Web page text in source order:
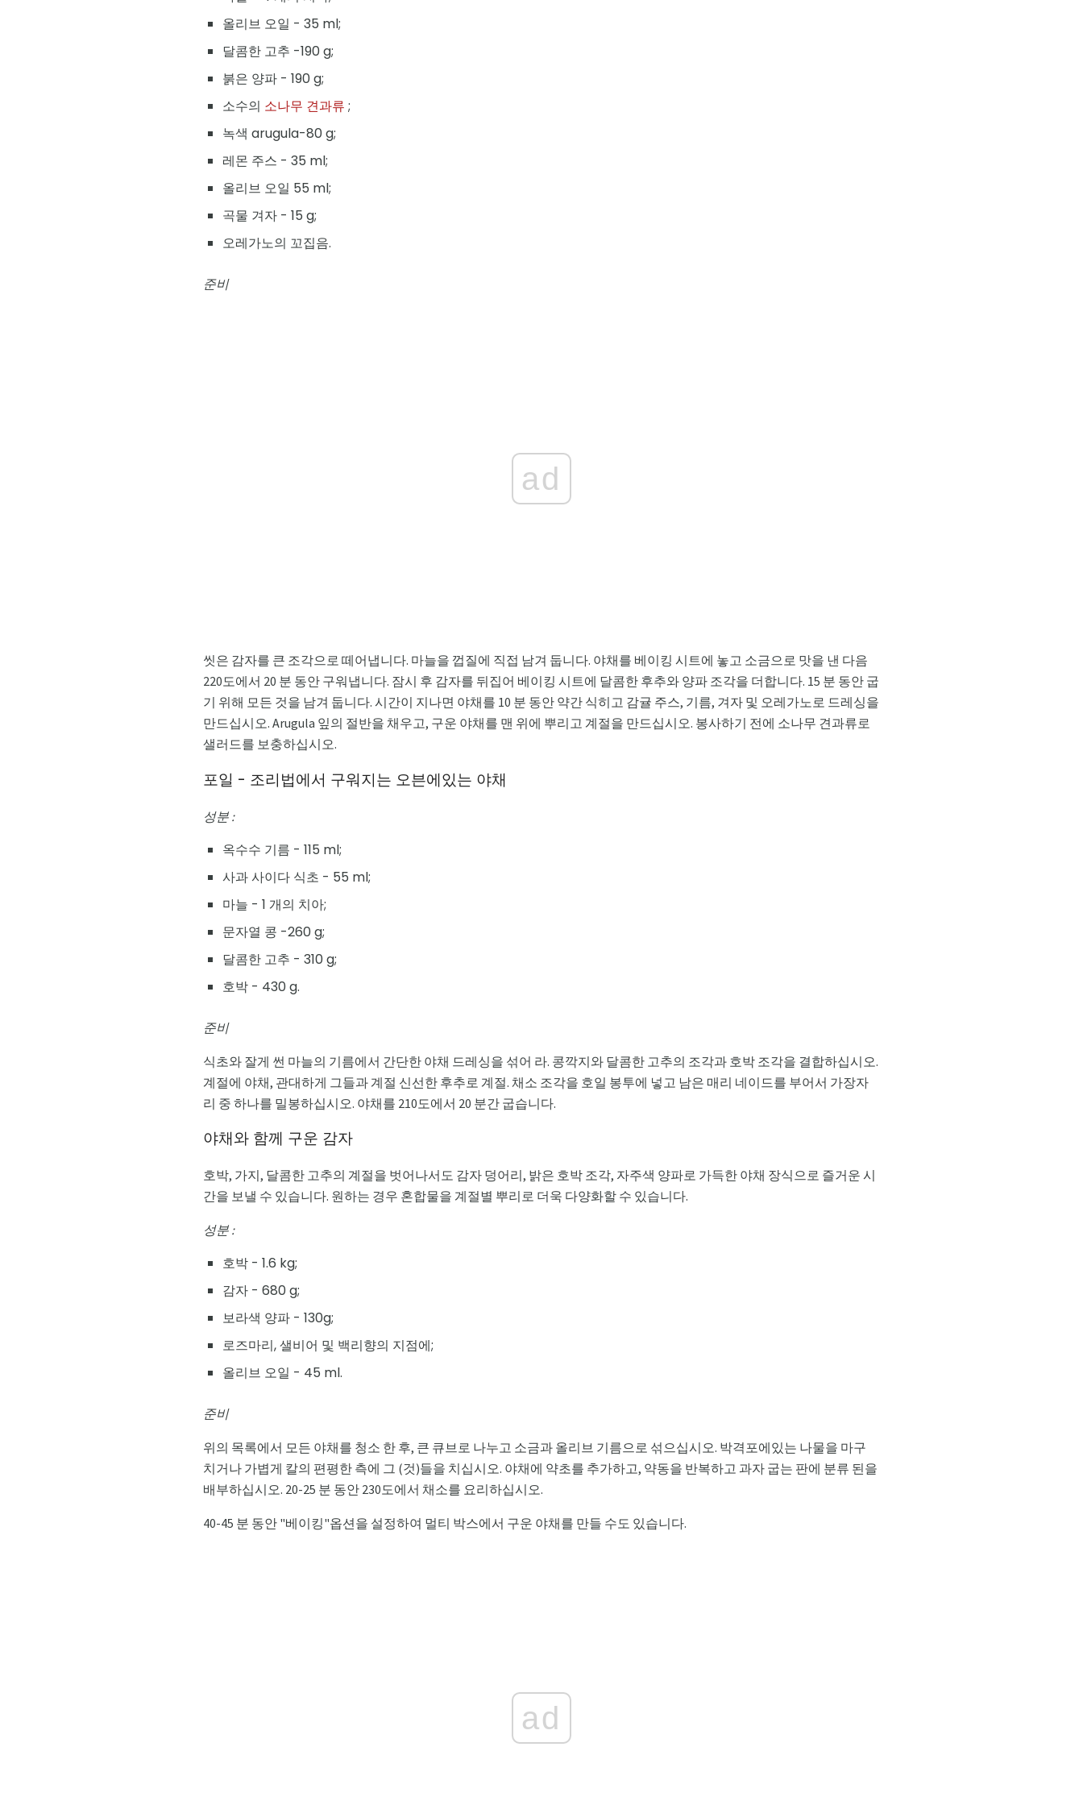
올리브 오일 - 35 ml;
달콤한 고추 -190 g;
붉은 양파 - 190 g;
소수의 소나무 견과류 ;
녹색 arugula-80 g;
레몬 주스 - 35 ml;
올리브 오일 55 ml;
곡물 겨자 - 15 g;
오레가노의 꼬집음.
준비
ad
씻은 감자를 큰 조각으로 떼어냅니다. 마늘을 껍질에 직접 남겨 둡니다. 야채를 베이킹 시트에 놓고 소금으로 맛을 낸 다음
220도에서 20 분 동안 구워냅니다. 잠시 후 감자를 뒤집어 베이킹 시트에 달콤한 후추와 양파 조각을 더합니다. 15 분 동안 굽
기 위해 모든 것을 남겨 둡니다. 시간이 지나면 야채를 10 분 동안 약간 식히고 감귤 주스, 기름, 겨자 및 오레가노로 드레싱을
만드십시오. Arugula 잎의 절반을 채우고, 구운 야채를 맨 위에 뿌리고 계절을 만드십시오. 봉사하기 전에 소나무 견과류로
샐러드를 보충하십시오.
포일 - 조리법에서 구워지는 오븐에있는 야채
성분 :
옥수수 기름 - 115 ml;
사과 사이다 식초 - 55 ml;
마늘 - 1 개의 치아;
문자열 콩 -260 g;
달콤한 고추 - 310 g;
호박 - 430 g.
준비
식초와 잘게 썬 마늘의 기름에서 간단한 야채 드레싱을 섞어 라. 콩깍지와 달콤한 고추의 조각과 호박 조각을 결합하십시오.
계절에 야채, 관대하게 그들과 계절 신선한 후추로 계절. 채소 조각을 호일 봉투에 넣고 남은 매리 네이드를 부어서 가장자
리 중 하나를 밀봉하십시오. 야채를 210도에서 20 분간 굽습니다.
야채와 함께 구운 감자
호박, 가지, 달콤한 고추의 계절을 벗어나서도 감자 덩어리, 밝은 호박 조각, 자주색 양파로 가득한 야채 장식으로 즐거운 시
간을 보낼 수 있습니다. 원하는 경우 혼합물을 계절별 뿌리로 더욱 다양화할 수 있습니다.
성분 :
호박 - 1.6 kg;
감자 - 680 g;
보라색 양파 - 130g;
로즈마리, 샐비어 및 백리향의 지점에;
올리브 오일 - 45 ml.
준비
위의 목록에서 모든 야채를 청소 한 후, 큰 큐브로 나누고 소금과 올리브 기름으로 섞으십시오. 박격포에있는 나물을 마구
치거나 가볍게 칼의 편평한 측에 그 (것)들을 치십시오. 야채에 약초를 추가하고, 약동을 반복하고 과자 굽는 판에 분류 된을
배부하십시오. 20-25 분 동안 230도에서 채소를 요리하십시오.
40-45 분 동안 "베이킹"옵션을 설정하여 멀티 박스에서 구운 야채를 만들 수도 있습니다.
ad